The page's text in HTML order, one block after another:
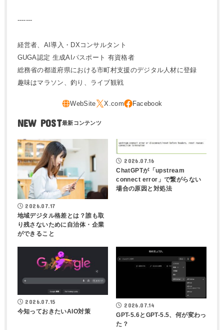
-------
経営者、AI導入・DXコンサルタント
GUGA認定 生成AIパスポート 有資格者
総務省の都道府県における市町村支援のデジタル人材に登録
趣味はマラソン、釣り、ライブ観戦
NEW POST
2026.07.17
地域デジタル格差とは？誰も取
り残さないために自治体・企業
ができること
2026.07.16
ChatGPTが「upstream
connect error」で繋がらない
場合の原因と対処法
2026.07.15
今知っておきたいAIO対策
2026.07.14
GPT-5.6とGPT-5.5、何が変わっ
た？